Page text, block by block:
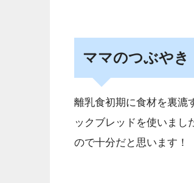
ママのつぶやき
離乳食初期に食材を裏漉
ックブレッドを使いまし
ので十分だと思います！